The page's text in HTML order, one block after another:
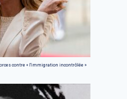
contre « l'immigration incontrôlée »